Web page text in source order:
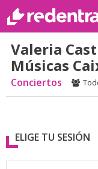
Valeria
Músicas
Conciertos
ELIGE TU SESIÓN